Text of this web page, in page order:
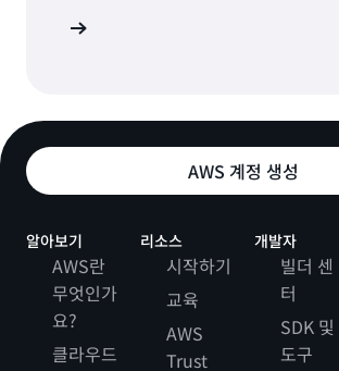
AWS 계정 생성
알아보기
AWS란
무엇인가
요?
클라우드
리소스
시작하기
교육
AWS
Trust
개발자
빌더 센
터
SDK 및
도구